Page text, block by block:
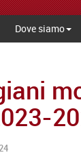
Dove siamo